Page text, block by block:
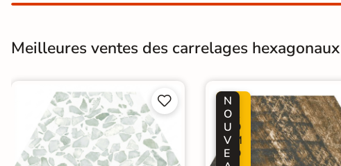
Meilleures ventes des carrelages


P
R
O
M
O
N
O
U
V
E